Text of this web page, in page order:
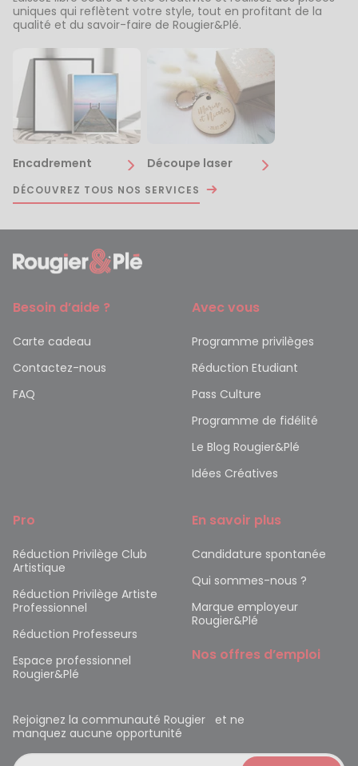
uniques qui reflètent votre style, tout en profitant de la
qualité et du savoir-faire de Rougier&Plé.
Encadrement Découpe laser
DÉCOUVREZ TOUS NOS SERVICES
Besoin d’aide ?
Carte cadeau
Contactez-nous
FAQ
Avec vous
Programme privilèges
Réduction Etudiant
Pass Culture
Programme de fidélité
Le Blog Rougier&Plé
Idées Créatives
Pro
Réduction Privilège Club
Artistique
Réduction Privilège Artiste
Professionnel
Réduction Professeurs
Espace professionnel
Rougier&Plé
En savoir plus
Candidature spontanée
Qui sommes-nous ?
Marque employeur
Rougier&Plé
Nos offres d’emploi
Rejoignez la communauté Rougier et ne
manquez aucune opportunité